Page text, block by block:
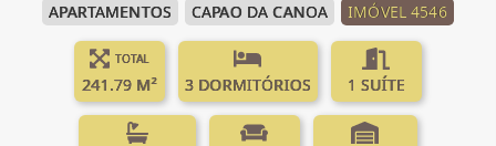
APARTAMENTOS CAPAO DA CANOA IMÓVEL 4546
TOTAL
241.79 M² 3 DORMITÓRIOS 1 SUÍTE